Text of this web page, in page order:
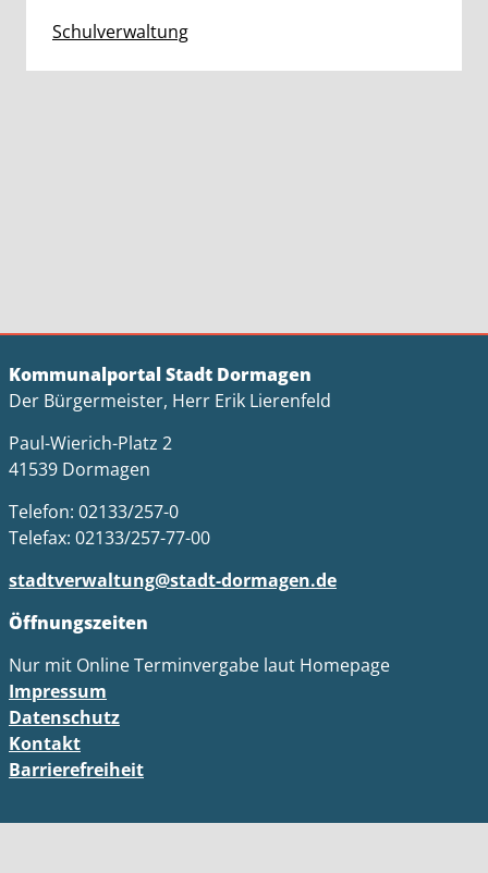
Schulverwaltung
Kommunalportal Stadt Dormagen
Der Bürgermeister, Herr Erik Lierenfeld
Paul-Wierich-Platz 2
41539 Dormagen
Telefon: 02133/257-0
Telefax: 02133/257-77-00
stadtverwaltung@stadt-dormagen.de
Öffnungszeiten
Nur mit Online Terminvergabe laut Homepage
Impressum
Datenschutz
Kontakt
Barrierefreiheit